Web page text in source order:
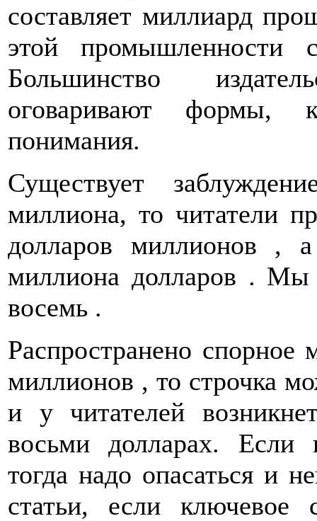
составляет миллиард
этой
Большинство
оговаривают формы,
понимания.
Существует
миллиона, то читатели
долларов миллионов ,
миллиона долларов . Мы
восемь .
Распространено
миллионов , то строчка
и у читателей
восьми долларах. Если
тогда надо опасаться и
статьи, если ключевое